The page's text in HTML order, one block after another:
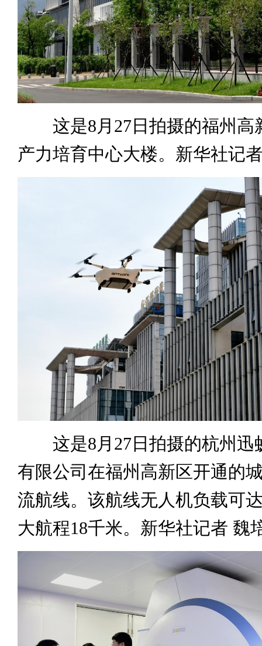
这是8月27日拍摄的福州高
产力培育中心大楼。新华社记
这是8月27日拍摄的杭州迅
有限公司在福州高新区开通的
流航线。该航线无人机负载可
大航程18千米。新华社记者 魏